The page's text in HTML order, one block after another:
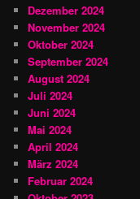
Dezember 2024
November 2024
Oktober 2024
September 2024
August 2024
Juli 2024
Juni 2024
Mai 2024
April 2024
März 2024
Februar 2024